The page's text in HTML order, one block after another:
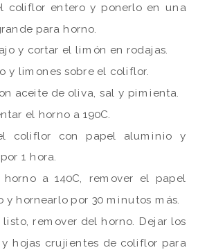
coliflor entero y ponerlo en una
para horno.
y cortar el limón en rodajas.
y limones sobre el coliflor.
aceite de oliva, sal y pimienta.
el horno a 190C.
coliflor con papel aluminio y
1 hora.
horno a 140C, remover el papel
y hornearlo por 30 minutos más.
listo, remover del horno. Dejar los
hojas crujientes de coliflor para